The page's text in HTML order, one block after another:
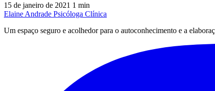
15 de janeiro de 2021 1 min
Elaine Andrade Psicóloga Clínica
Um espaço seguro e acolhedor para o autoconhecimento e a